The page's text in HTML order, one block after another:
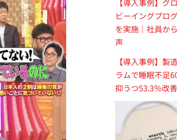
【導入事例】グ
ビーイングプロ
を実施｜社員か
声
【導入事例】製
ラムで睡眠不足
抑うつ53.3％改善